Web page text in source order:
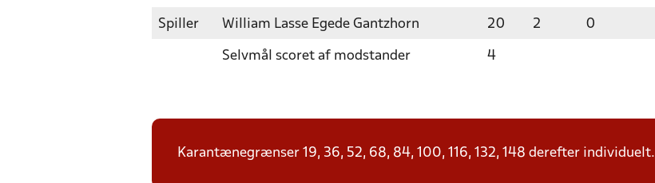
Spiller William Lasse Egede Gantzhorn 20 2 0
Selvmål scoret af modstander 4
Karantænegrænser 19, 36, 52, 68, 84, 100, 116, 132, 148 derefter individuelt.